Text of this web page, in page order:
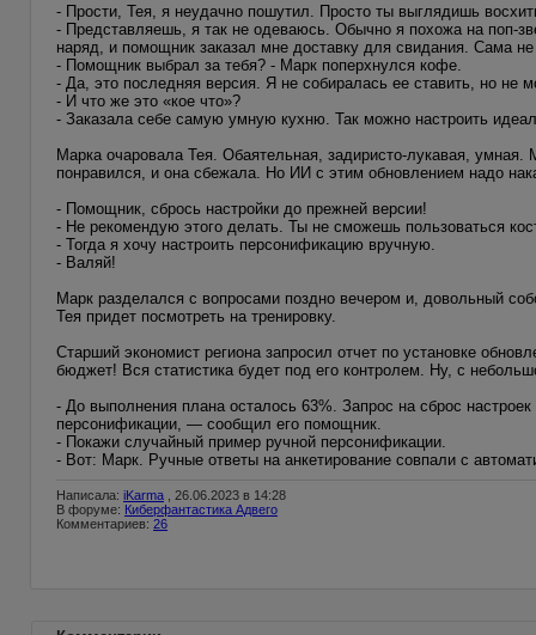
- Прости, Тея, я неудачно пошутил. Просто ты выглядишь
- Представляешь, я так не одеваюсь. Обычно я похожа на поп-
наряд, и помощник заказал мне доставку для свидания. Сама
- Помощник выбрал за тебя? - Марк поперхнулся кофе.
- Да, это последняя версия. Я не собиралась ее ставить, но не
- И что же это «кое что»?
- Заказала себе самую умную кухню. Так можно настроить
Марка очаровала Тея. Обаятельная, задиристо-лукавая,
понравился, и она сбежала. Но ИИ с этим обновлением надо
- Помощник, сбрось настройки до прежней версии!
- Не рекомендую этого делать. Ты не сможешь пользоваться
- Тогда я хочу настроить персонификацию вручную.
- Валяй!
Марк разделался с вопросами поздно вечером и, довольный
Тея придет посмотреть на тренировку.
Старший экономист региона запросил отчет по установке
бюджет! Вся статистика будет под его контролем. Ну, с
- До выполнения плана осталось 63%. Запрос на сброс
персонификации, — сообщил его помощник.
- Покажи случайный пример ручной персонификации.
- Вот: Марк. Ручные ответы на анкетирование совпали с
Написала: iKarma , 26.06.2023 в 14:28
В форуме: Киберфантастика Адвего
Комментариев: 26